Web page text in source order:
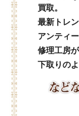
買取。
最新トレ
アンティ
修理工房
下取りの